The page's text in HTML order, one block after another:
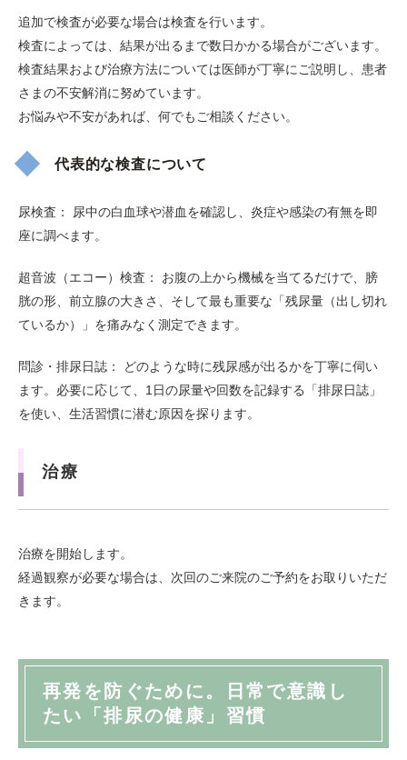
追加で検査が必要な場合は検査を行います。
検査によっては、結果が出るまで数日かかる場合がございます。
検査結果および治療方法については医師が丁寧にご説明し、患者
さまの不安解消に努めています。
お悩みや不安があれば、何でもご相談ください。
代表的な検査について
尿検査： 尿中の白血球や潜血を確認し、炎症や感染の有無を即
座に調べます。
超音波（エコー）検査： お腹の上から機械を当てるだけで、膀
胱の形、前立腺の大きさ、そして最も重要な「残尿量（出し切れ
ているか）」を痛みなく測定できます。
問診・排尿日誌： どのような時に残尿感が出るかを丁寧に伺い
ます。必要に応じて、1日の尿量や回数を記録する「排尿日誌」
を使い、生活習慣に潜む原因を探ります。
治療
治療を開始します。
経過観察が必要な場合は、次回のご来院のご予約をお取りいただ
きます。
再発を防ぐために。日常で意識し
たい「排尿の健康」習慣